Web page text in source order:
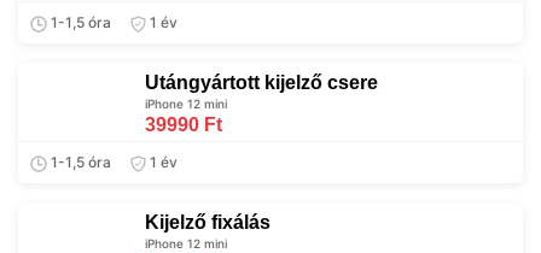
1-1,5 óra 1 év
Utángyártott kijelző csere
iPhone 12 mini
39990 Ft
1-1,5 óra 1 év
Kijelző fixálás
iPhone 12 mini